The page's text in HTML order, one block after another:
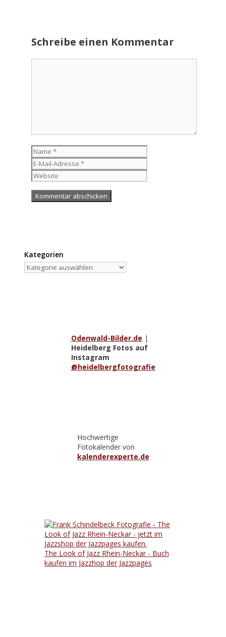
Schreibe einen Kommentar
Name
Mail-
Adresse
Kategorien
Kategorien
Odenwald-Bilder.de |
Heidelberg Fotos auf
Instagram
@heidelbergfotografie
Hochwertige
Fotokalender von
kalenderexperte.de
The Look of Jazz Rhein-Neckar - Buch
kaufen im Jazzhop der Jazzpages